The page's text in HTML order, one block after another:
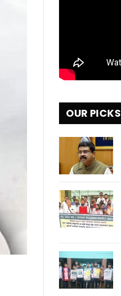
OUR PICKS